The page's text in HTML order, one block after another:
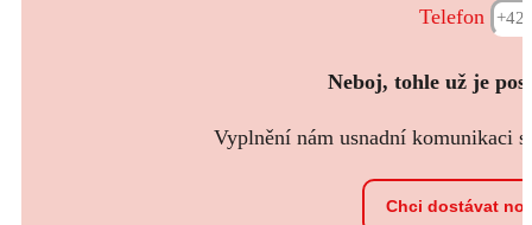
Telefon
Neboj, tohle už je
Vyplnění nám usnadní komunikaci
Chci dostávat